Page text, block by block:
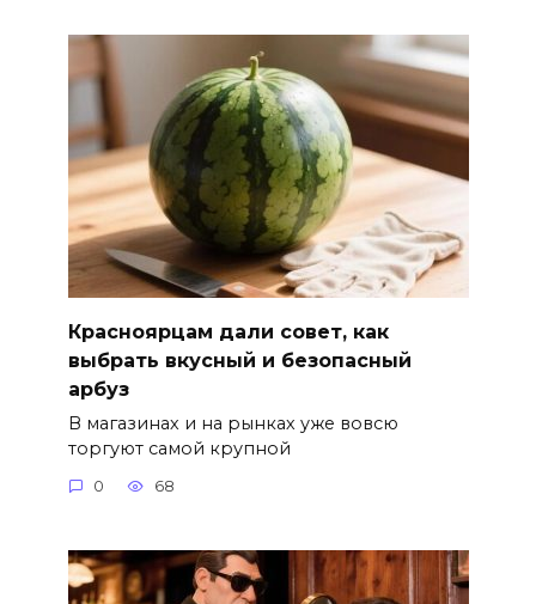
Красноярцам дали совет, как
выбрать вкусный и безопасный
арбуз
В магазинах и на рынках уже вовсю
торгуют самой крупной
0 68